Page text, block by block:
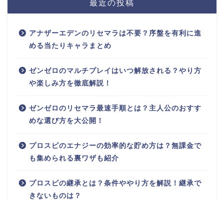
最近の投稿
アナザーエデンのリセマラは不要？序盤を有利に進
める当たりキャラまとめ
ゼンゼロのマルチプレイはいつ解放される？やり方
や楽しみ方を徹底解説！
ゼンゼロのリセマラ最速手順とは？主人公のおすす
めな選び方を大公開！
プロスピのエナジーの効率的な貯め方は？無課金で
も集められる裏ワザも紹介
プロスピの継承とは？条件ややり方を解説！継承で
きないものは？